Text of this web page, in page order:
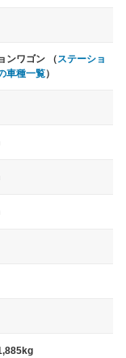
ンワゴン （ ステーショ
車種一覧）